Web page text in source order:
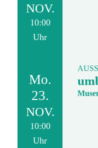
NOV.
10:00
Uhr
Mo.
23.
NOV.
10:00
Uhr